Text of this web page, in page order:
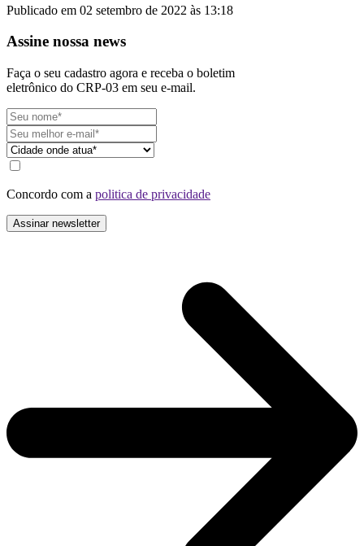
Publicado em 02 setembro de 2022 às 13:18
Assine nossa news
Faça o seu cadastro agora e receba o boletim
eletrônico do CRP-03 em seu e-mail.
Concordo com a politica de privacidade